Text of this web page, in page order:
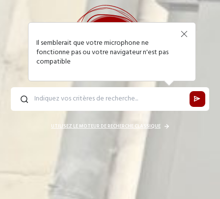
Il semblerait que votre microphone ne
fonctionne pas ou votre navigateur n'est pas
compatible
UTILISEZ LE MOTEUR DE RECHERCHE CLASSIQUE